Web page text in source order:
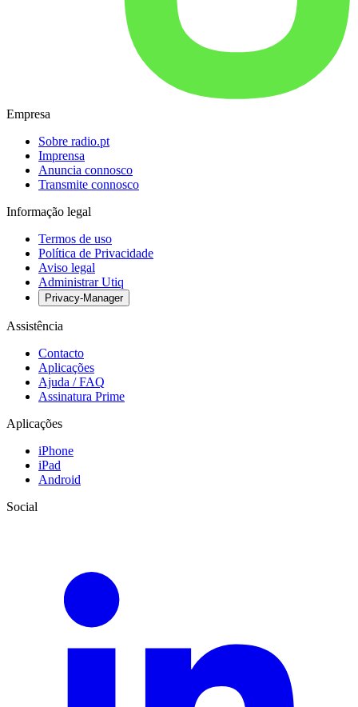
Empresa
Sobre radio.pt
Imprensa
Anuncia connosco
Transmite connosco
Informação legal
Termos de uso
Política de Privacidade
Aviso legal
Administrar Utiq
Privacy-Manager
Assistência
Contacto
Aplicações
Ajuda / FAQ
Assinatura Prime
Aplicações
iPhone
iPad
Android
Social